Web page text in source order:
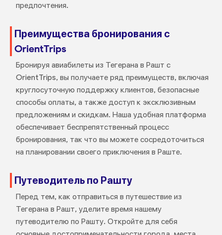
предпочтения.
Преимущества бронирования с
OrientTrips
Бронируя авиабилеты из Тегерана в Рашт с
OrientTrips, вы получаете ряд преимуществ, включая
круглосуточную поддержку клиентов, безопасные
способы оплаты, а также доступ к эксклюзивным
предложениям и скидкам. Наша удобная платформа
обеспечивает беспрепятственный процесс
бронирования, так что вы можете сосредоточиться
на планировании своего приключения в Раште.
Путеводитель по Рашту
Перед тем, как отправиться в путешествие из
Тегерана в Рашт, уделите время нашему
путеводителю по Рашту. Откройте для себя